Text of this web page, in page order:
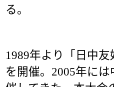
る。
1989年より「日中
を開催。2005年に